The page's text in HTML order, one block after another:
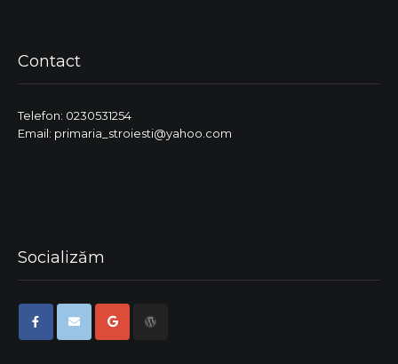
Contact
Telefon: 0230531254
Email: primaria_stroiesti@yahoo.com
Socializăm